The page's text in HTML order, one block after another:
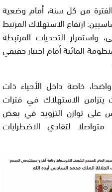
من كل سنة، أمام وضعية
ارتفاع الاستهلاك المرتبط
واستمرار التحديات المرتبطة
المائية أمام اختبار حقيقي
خاصة داخل الأحياء ذات
يتزامن الاستهلاك في فترات
على توازن التزويد في بعض
لتفادي الاضطرابات